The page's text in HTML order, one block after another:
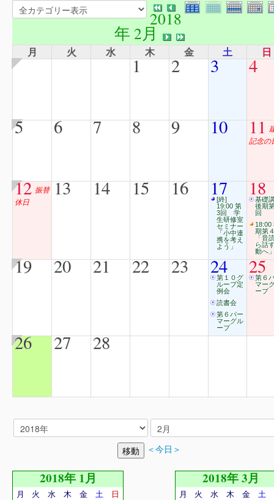
2018
年 2月
月 火 水 木 金 土 日
1 2 3 4
5 6 7 8 9 10 11
記念の
12 振替
休日
13 14 15 16 17
[終]
19:00 第
3回 学
生研修室
セミナー
「小中連
携を考え
よう」
18
基礎
後期
回
18:00
期第
「音
ら話
動へ
19 20 21 22 23 24
第１０グ
ループ定
例会
読書会
第６パー
マーグル
ープ
25
第６
マー
ープ
26 27 28
＜今日＞
2018年 1月
月 火 水 木 金 土
日
2018年 3月
月 火 水 木 金 土